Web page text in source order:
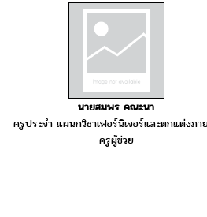
นายสมพร คณะนา
ครูประจำ แผนกวิชาเฟอร์นิเจอร์และตกแต่งภา
ครูผู้ช่วย